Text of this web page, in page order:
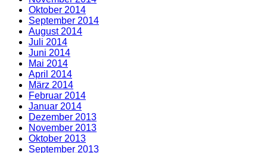
Oktober 2014
September 2014
August 2014
Juli 2014
Juni 2014
Mai 2014
April 2014
März 2014
Februar 2014
Januar 2014
Dezember 2013
November 2013
Oktober 2013
September 2013